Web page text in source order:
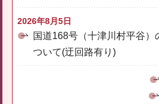
2026年8月5日
国道168号（十津川村平谷）
ついて(迂回路有り)